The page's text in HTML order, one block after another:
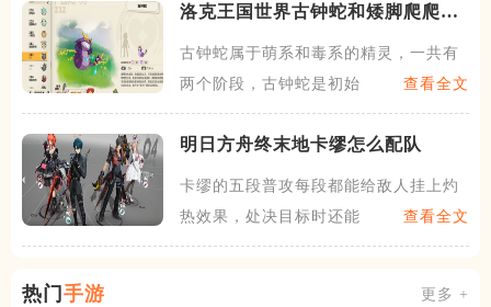
洛克王国世界古钟蛇和矮脚爬爬怎
古钟蛇属于萌系和毒系的精灵，一共有
两个阶段，古钟蛇是初始阶段
查看全文
明日方舟终末地卡缪怎么配队
卡缪的五段普攻每段都能给敌人挂上灼
热效果，处决目标时还能额外
查看全文
热门 手游 更多 +